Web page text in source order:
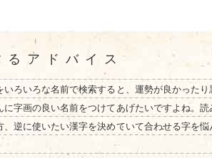
るアドバイス
いろいろな名前で検索すると、運勢が良かったり
に字画の良い名前をつけてあげたいですよね。
、逆に使いたい漢字を決めていて合わせる字を悩